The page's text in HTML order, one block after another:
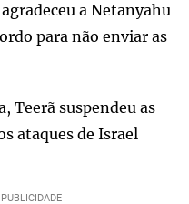
a Netanyahu
para não enviar as
Teerã suspendeu as
ataques de Israel